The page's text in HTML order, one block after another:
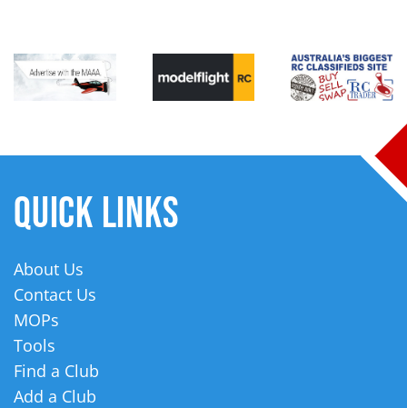
QUICK LINKS
About Us
Contact Us
MOPs
Tools
Find a Club
Add a Club